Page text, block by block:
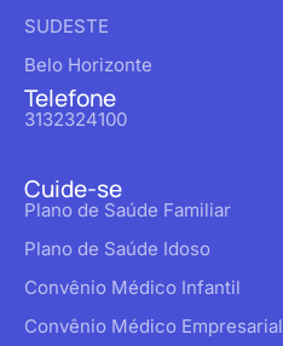
SUDESTE
Belo Horizonte
Telefone
3132324100
Cuide-se
Plano de Saúde Familiar
Plano de Saúde Idoso
Convênio Médico Infantil
Convênio Médico Empresarial